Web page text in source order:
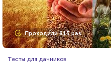
Проходили 815 раз
Тесты для дачников